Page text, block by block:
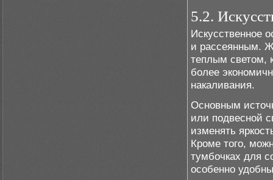
5.2.
Искусственное
и рассеянным.
теплым светом,
более
накаливания.
Основным
или подвесной
изменять
Кроме того,
тумбочках для
особенно